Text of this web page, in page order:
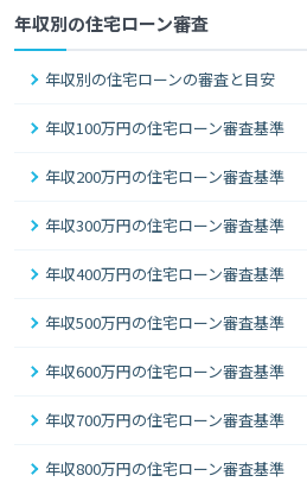
年収別の住宅ローン審査
年収別の住宅ローンの審査と目安
年収100万円の住宅ローン審査基準
年収200万円の住宅ローン審査基準
年収300万円の住宅ローン審査基準
年収400万円の住宅ローン審査基準
年収500万円の住宅ローン審査基準
年収600万円の住宅ローン審査基準
年収700万円の住宅ローン審査基準
年収800万円の住宅ローン審査基準